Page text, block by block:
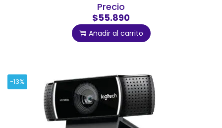
Precio
$55.890
Añadir al carrito
-13%